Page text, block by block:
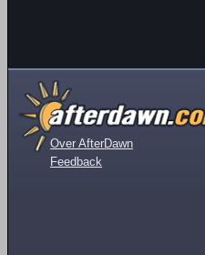
Over AfterDawn
Feedback